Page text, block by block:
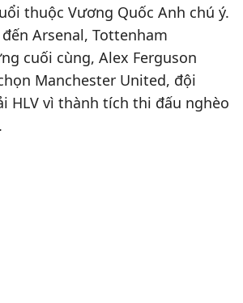
thuộc Vương Quốc Anh chú ý.
Arsenal, Tottenham
cuối cùng, Alex Ferguson
Manchester United, đội
HLV vì thành tích thi đấu nghèo